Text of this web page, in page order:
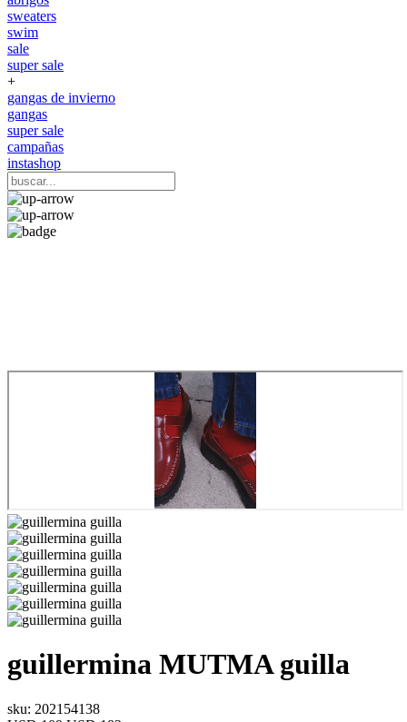
sweaters
swim
sale
super sale
+
gangas de invierno
gangas
super sale
campañas
instashop
guillermina MUTMAguilla
sku: 202154138